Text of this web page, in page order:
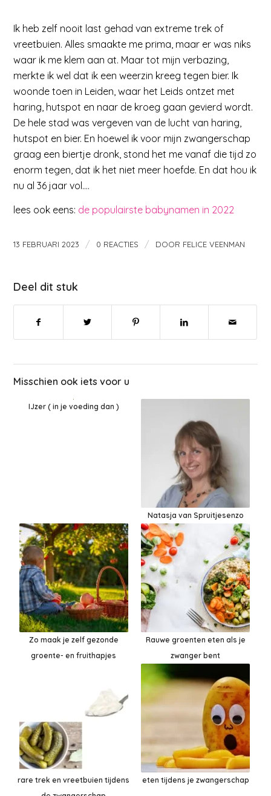
Ik heb zelf nooit last gehad van extreme trek of
vreetbuien. Alles smaakte me prima, maar er was niks
waar ik me klem aan at. Maar tot mijn verbazing,
merkte ik wel dat ik een weerzin kreeg tegen bier. Ik
woonde toen in Leiden, waar het Leids ontzet met
haring, hutspot en naar de kroeg gaan gevierd wordt.
De hele stad was vergeven van de lucht van haring,
hutspot en bier. En hoewel ik voor mijn zwangerschap
graag een biertje dronk, stond het me vanaf die tijd zo
enorm tegen, dat ik het niet meer hoefde. En dat hou ik
nu al 36 jaar vol….
lees ook eens: de populairste babynamen in 2022
13 FEBRUARI 2023 / 0 REACTIES / DOOR FELICE VEENMAN
Deel dit stuk
Misschien ook iets voor u
IJzer ( in je voeding dan )
Natasja van Spruitjesenzo
Zo maak je zelf gezonde
groente- en fruithapjes
Rauwe groenten eten als je
zwanger bent
rare trek en vreetbuien tijdens
eten tijdens je zwangerschap